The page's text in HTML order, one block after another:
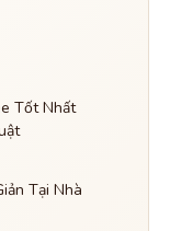
Tốt Nhất
Tại Nhà